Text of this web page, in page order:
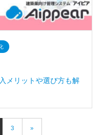
メリットや選び方も解
3 »